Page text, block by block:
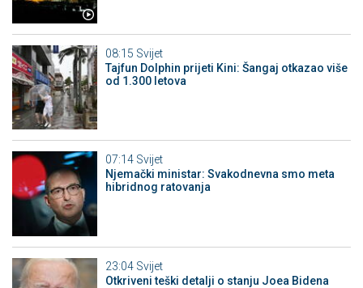
08:15 Svijet
Tajfun Dolphin prijeti Kini: Šangaj otkazao više
od 1.300 letova
07:14 Svijet
Njemački ministar: Svakodnevna smo meta
hibridnog ratovanja
23:04 Svijet
Otkriveni teški detalji o stanju Joea Bidena